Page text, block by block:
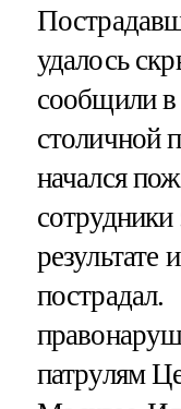
удалось
сообщили
столичной
начался
результате
патрулям